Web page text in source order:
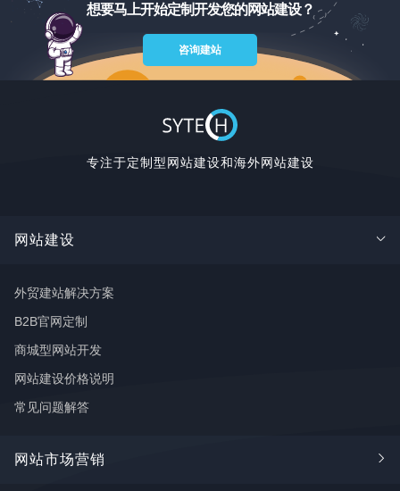
想要马上开始定制开发您的网站建设？
咨询建站
专注于定制型网站建设和海外网站建设
网站建设
外贸建站解决方案
B2B官网定制
商城型网站开发
网站建设价格说明
常见问题解答
网站市场营销